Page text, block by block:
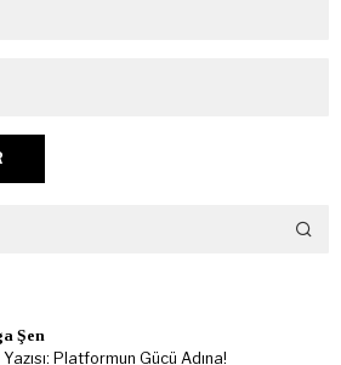
Şen
Platformun Gücü Adına!